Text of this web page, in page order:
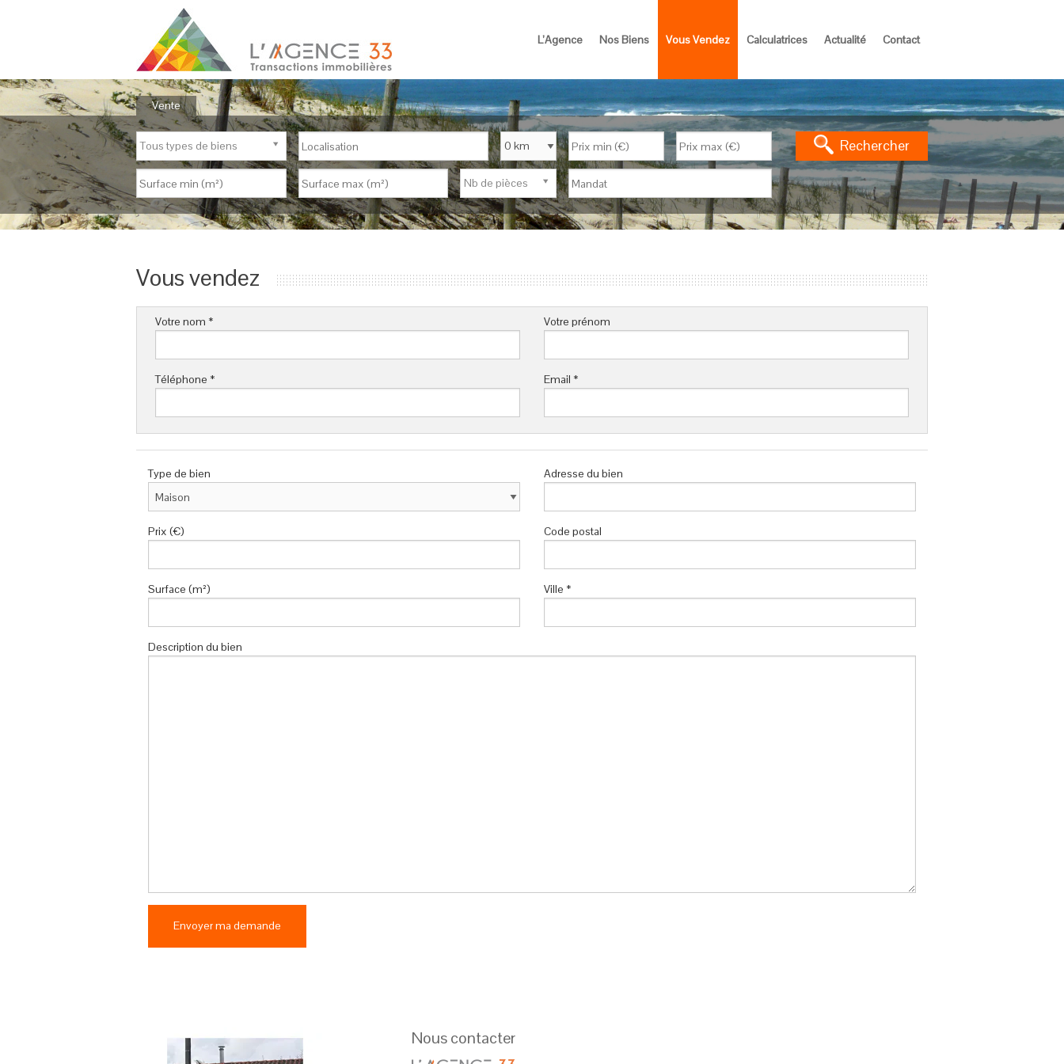
L’Agence Nos Biens Vous Vendez Calculatrices Actualité Contact
Vente
Tous types de biens
Nb de pièces
Rechercher
Vous vendez
Votre nom * Votre prénom
Téléphone * Email *
Type de bien
Prix (€)
Surface (m²)
Adresse du bien
Code postal
Ville *
Description du bien
Envoyer ma demande
Nous contacter